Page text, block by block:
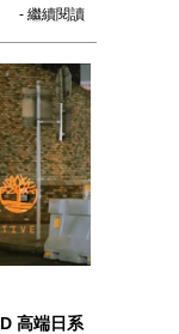
- 繼續閱讀
高端日系